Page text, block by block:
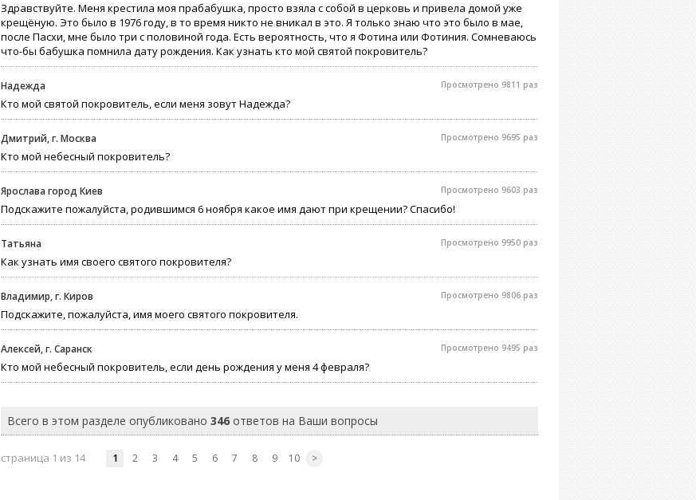
Здравствуйте. Меня крестила моя прабабушка, просто взяла с собой в церковь и привела домой уже
крещёную. Это было в 1976 году, в то время никто не вникал в это. Я только знаю что это было в мае,
после Пасхи, мне было три с половиной года. Есть вероятность, что я Фотина или Фотиния. Сомневаюсь
что-бы бабушка помнила дату рождения. Как узнать кто мой святой покровитель?
Надежда Просмотрено 9811 раз
Кто мой святой покровитель, если меня зовут Надежда?
Дмитрий, г. Москва Просмотрено 9695 раз
Кто мой небесный покровитель?
Ярослава город Киев Просмотрено 9603 раз
Подскажите пожалуйста, родившимся 6 ноября какое имя дают при крещении? Спасибо!
Татьяна Просмотрено 9950 раз
Как узнать имя своего святого покровителя?
Владимир, г. Киров Просмотрено 9806 раз
Подскажите, пожалуйста, имя моего святого покровителя.
Алексей, г. Саранск Просмотрено 9495 раз
Кто мой небесный покровитель, если день рождения у меня 4 февраля?
Всего в этом разделе опубликовано 346 ответов на Ваши вопросы
страница 1 из 14 1 2 3 4 5 6 7 8 9 10 >